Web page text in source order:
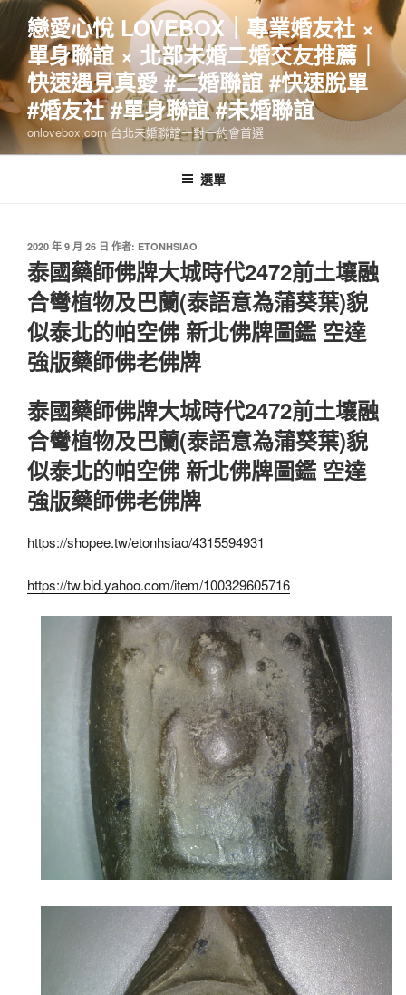
跳
主
要
內
容
戀愛心悅 LOVEBOX｜專業婚友社 ×
單身聯誼 × 北部未婚二婚交友推薦｜
快速遇見真愛 #二婚聯誼 #快速脫單
#婚友社 #單身聯誼 #未婚聯誼
onlovebox.com 台北未婚聯誼一對一約會首選
選單
發
佈
於
2020 年 9 月 26 日 作者: ETONHSIAO
泰國藥師佛牌大城時代2472前土壤融
合彎植物及巴蘭(泰語意為蒲葵葉)貌
似泰北的帕空佛 新北佛牌圖鑑 空達
強版藥師佛老佛牌
泰國藥師佛牌大城時代2472前土壤融
合彎植物及巴蘭(泰語意為蒲葵葉)貌
似泰北的帕空佛 新北佛牌圖鑑 空達
強版藥師佛老佛牌
https://shopee.tw/etonhsiao/4315594931
https://tw.bid.yahoo.com/item/100329605716